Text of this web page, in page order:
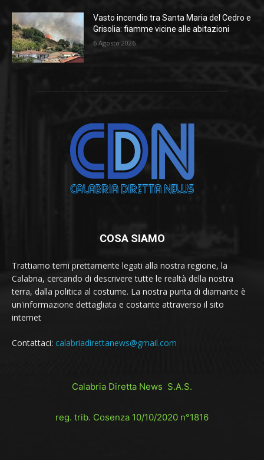
Vasto incendio tra Santa Maria del Cedro e
Grisolia: fiamme vicine alle abitazioni
6 Agosto 2026
COSA SIAMO
Trattiamo temi prettamente legati alla nostra regione, la
Calabria, cercando di descrivere tutte le realtà della nostra
terra, dalla politica al costume. La nostra punta di diamante è
un'informazione dettagliata e costante attraverso il sito
internet
Contattaci: calabriadirettanews@gmail.com
Calabria Diretta News S.A.S.
reg. trib. Cosenza 10/10/2020 n°1816